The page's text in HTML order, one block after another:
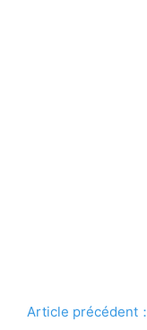
Article précédent：